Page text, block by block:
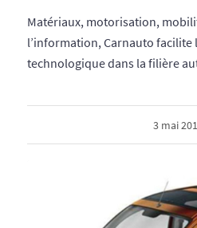
Matériaux, motorisation,
l’information, Carnauto facilite
technologique dans la filière
3 mai